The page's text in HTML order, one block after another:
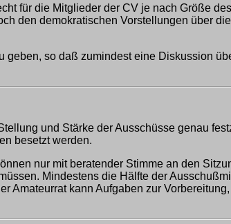
für die Mitglieder der CV je nach Größe
den demokratischen Vorstellungen über
so daß zumindest eine Diskussion
und Stärke der Ausschüsse genau
besetzt werden.
nur mit beratender Stimme an den
Mindestens die Hälfte der
Amateurrat kann Aufgaben zur